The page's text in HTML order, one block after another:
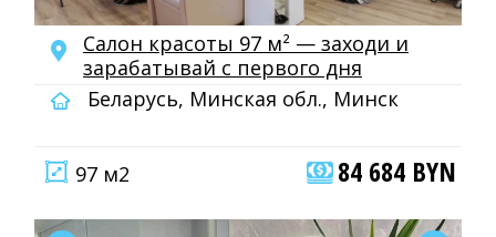
Салон красоты 97 м² — заходи и
зарабатывай с первого дня
Беларусь, Минская обл., Минск
97 м2 84 684 BYN